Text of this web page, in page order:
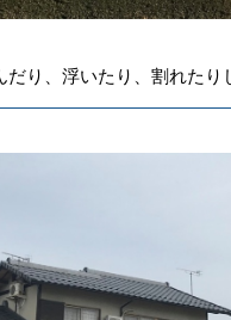
だり、浮いたり、割れたり